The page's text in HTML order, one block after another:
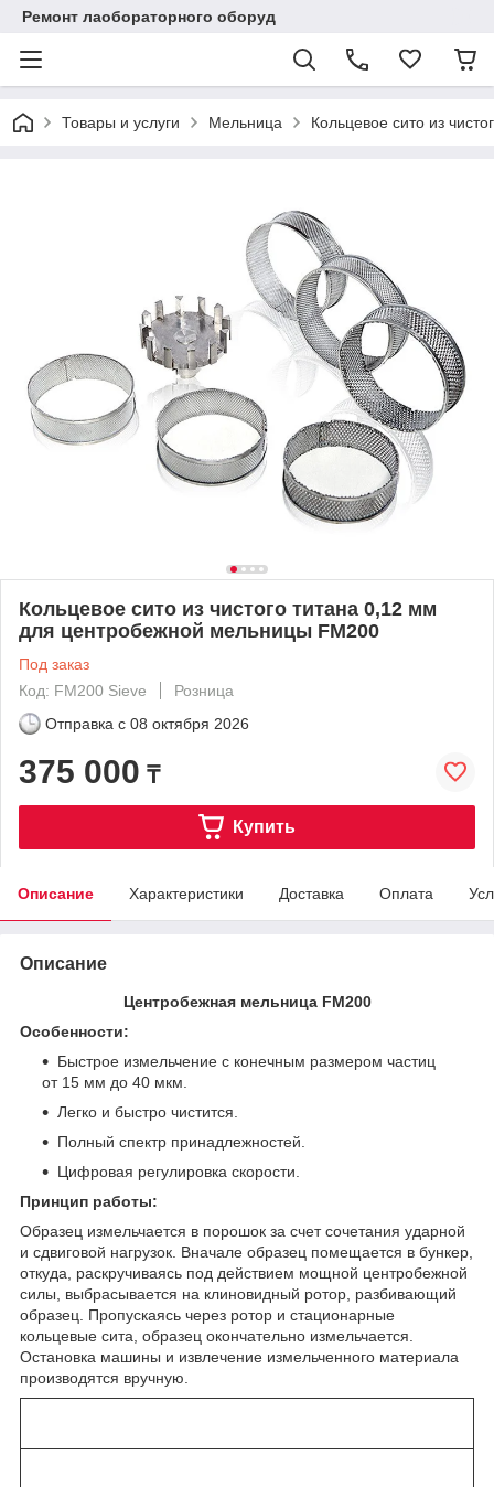
Ремонт лаобораторного оборуд
Товары и услуги Мельница Кольцевое сито из
Кольцевое сито из чистого титана 0,12 мм
для центробежной мельницы FM200
Под заказ
Код: FM200 Sieve
Розница
Отправка с 08 октября 2026
375 000 ₸
Купить
Описание Характеристики Доставка Оплата
Описание
Центробежная мельница FM200
Особенности:
Быстрое измельчение с конечным размером частиц
от 15 мм до 40 мкм.
Легко и быстро чистится.
Полный спектр принадлежностей.
Цифровая регулировка скорости.
Принцип работы:
Образец измельчается в порошок за счет сочетания ударной
и сдвиговой нагрузок. Вначале образец помещается в бункер,
откуда, раскручиваясь под действием мощной центробежной
силы, выбрасывается на клиновидный ротор, разбивающий
образец. Пропускаясь через ротор и стационарные
кольцевые сита, образец окончательно измельчается.
Остановка машины и извлечение измельченного материала
производятся вручную.